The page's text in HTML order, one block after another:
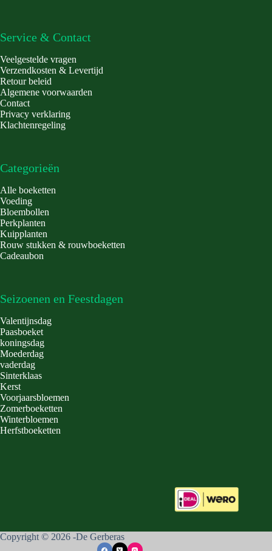
Service & Contact
Veelgestelde vragen
Verzendkosten & Levertijd
Retour beleid
Algemene voorwaarden
Contact
Privacy verklaring
Klachtenregeling
Categorieën
Alle boeketten
Voeding
Bloembollen
Perkplanten
Kuipplanten
Rouw stukken & rouwboeketten
Cadeaubon
Seizoenen en Feestdagen
Valentijnsdag
Paasboeket
koningsdag
Moederdag
vaderdag
Sinterklaas
Kerst
Voorjaarsbloemen
Zomerboeketten
Winterbloemen
Herfstboeketten
Copyright © 2026 -De Gerberas